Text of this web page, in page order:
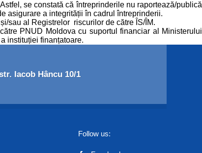
se constată că întreprinderile nu raportează/publică
asigurare a integrității în cadrul întreprinderii.
sau al Registrelor riscurilor de către ÎS/ÎM.
PNUD Moldova cu suportul financiar al Ministerului
instituției finanțatoare.
Iacob Hâncu 10/1
Follow us: